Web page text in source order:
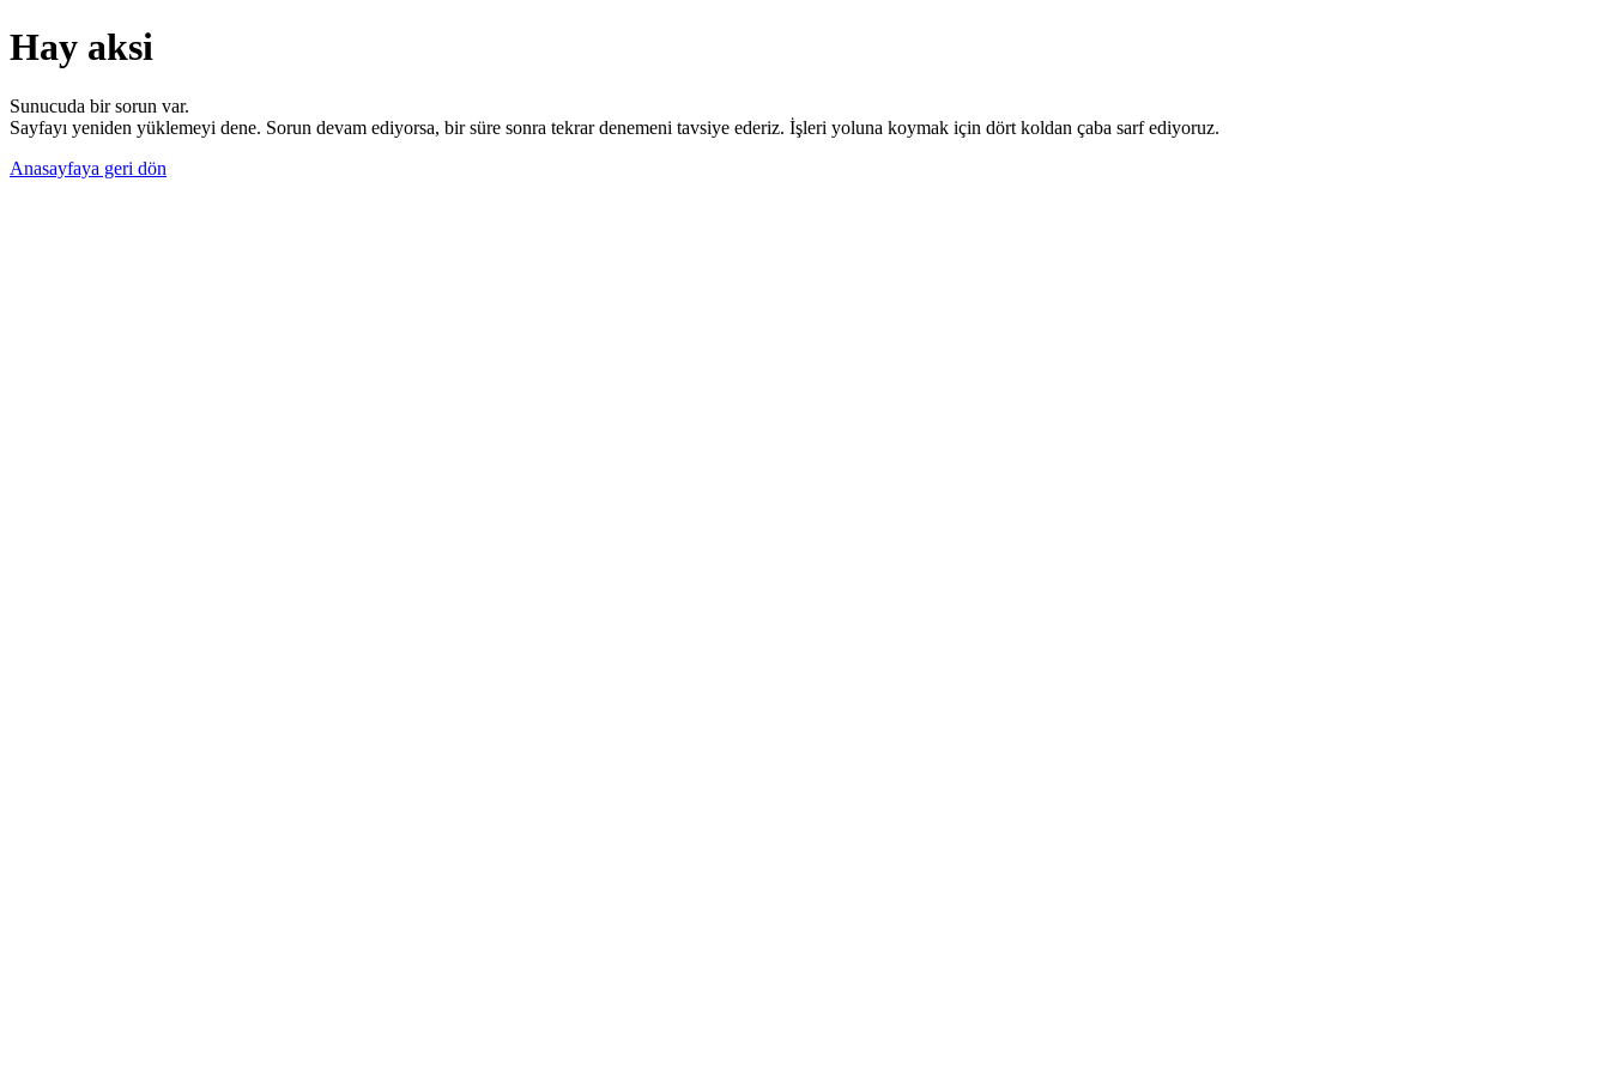
Hay aksi
Sunucuda bir sorun var.
Sayfayı yeniden yüklemeyi dene. Sorun devam ediyorsa, bir süre sonra tekrar denemeni tavsiye ederiz. İşleri yoluna koymak için dört koldan çaba sarf ediyoruz.
Anasayfaya geri dön